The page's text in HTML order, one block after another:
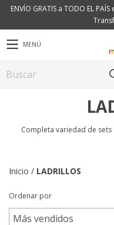
ENVÍO GRATIS a TODO EL
MENÚ
Completa variedad de
Inicio / LADRILLOS
Ordenar por